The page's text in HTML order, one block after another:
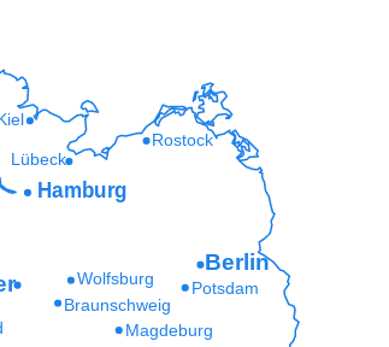
Magdeburg
Braunschweig
Potsdam
Wolfsburg
Lübeck
Rostock
Berlin
Hamburg